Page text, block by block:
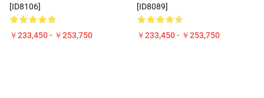
[ID8106]
￥233,450 - ￥253,750
[ID8089]
￥233,450 - ￥253,750